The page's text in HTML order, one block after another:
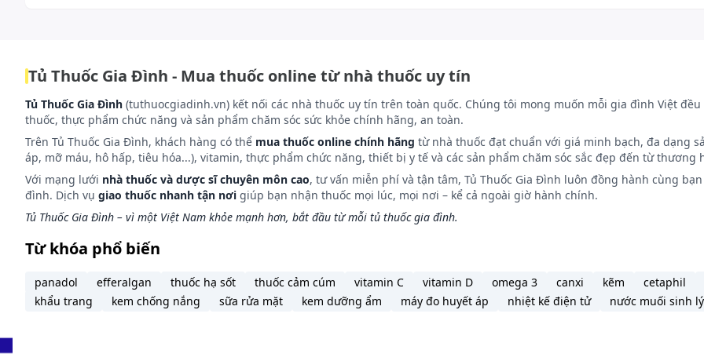
gonorrhoeae và Campylobacter sp..
Ngoài ra, azithromycin cũng có hiệu quả với Listeria monocytogenes, Mycobacterium avium, Mycoplasma
và hominis, Ureaplasma urealyticum, Toxoplasma gondii, Chlamydia trachomatis và Chlamydia pneumoniae,
pallidum và Borrelia burgdorferi.
Dược động học
Azithromycin sau khi uống, phân bố rộng rãi trong cơ thể, sinh khả dụng khoảng 40%.
Thức ăn làm giảm khả năng hấp thu azithromycin khoảng 50%. Sau khi uống, nồng độ đỉnh huyết tương đạt
vòng từ 2 đến 3 giờ.
Thuốc được phân bố chủ yếu trong các mô như phổi, amidan, tiền liệt tuyến, bạch cầu hạt và đại thực bào. Một
nhỏ azithromycin bị khử methyl trong gan và được thải trừ qua mật ở dạng không biến đổi và một phần ở dạng
hóa.
Tủ Thuốc Gia Đình - Mua thuốc online từ nhà thuốc uy tín
Tủ Thuốc Gia Đình (tuthuocgiadinh.vn) kết nối các nhà thuốc uy tín trên toàn quốc. Chúng tôi mong muốn mỗi gia đình Việt
thuốc, thực phẩm chức năng và sản phẩm chăm sóc sức khỏe chính hãng, an toàn.
Trên Tủ Thuốc Gia Đình, khách hàng có thể mua thuốc online chính hãng từ nhà thuốc đạt chuẩn với giá minh bạch, đa dạng
áp, mỡ máu, hô hấp, tiêu hóa...), vitamin, thực phẩm chức năng, thiết bị y tế và các sản phẩm chăm sóc sắc đẹp đến từ
Với mạng lưới nhà thuốc và dược sĩ chuyên môn cao, tư vấn miễn phí và tận tâm, Tủ Thuốc Gia Đình luôn đồng hành cùng
đình. Dịch vụ giao thuốc nhanh tận nơi giúp bạn nhận thuốc mọi lúc, mọi nơi – kể cả ngoài giờ hành chính.
Tủ Thuốc Gia Đình – vì một Việt Nam khỏe mạnh hơn, bắt đầu từ mỗi tủ thuốc gia đình.
Từ khóa phổ biến
panadol efferalgan thuốc hạ sốt thuốc cảm cúm vitamin C vitamin D omega 3 canxi kẽm
cetaphil
khẩu trang
kem chống nắng sữa rửa mặt kem dưỡng ẩm máy đo huyết áp nhiệt kế điện tử nước muối sinh lý